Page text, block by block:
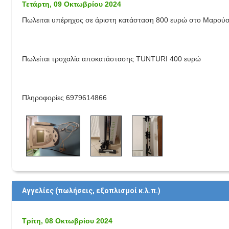
Τετάρτη, 09 Οκτωβρίου 2024
Πωλειται υπέρηχος σε άριστη κατάσταση 800 ευρώ στο
Πωλείται τροχαλία αποκατάστασης TUNTURI 400 ευρώ
Πληροφορίες 6979614866
Αγγελίες (πωλήσεις, εξοπλισμοί κ.λ.π.)
Τρίτη, 08 Οκτωβρίου 2024